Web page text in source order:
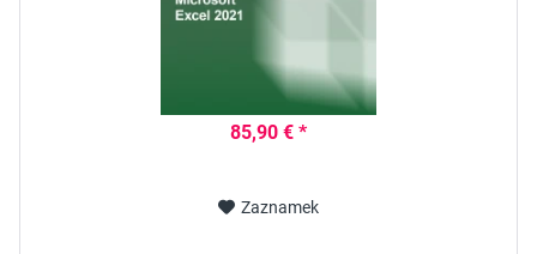
85,90 € *
Zaznamek